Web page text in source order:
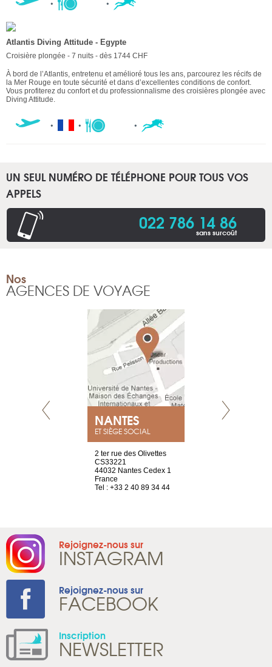
Atlantis Diving Attitude - Egypte
Croisière plongée - 7 nuits - dès 1744 CHF
À bord de l’Atlantis, entretenu et amélioré tous les ans, parcourez les récifs de
la Mer Rouge en toute sécurité et dans d’excellentes conditions de confort.
Vous profiterez du confort et du professionnalisme des croisières plongée avec
Diving Attitude.
UN SEUL NUMÉRO DE TÉLÉPHONE POUR TOUS VOS
APPELS
022 786 14 86
sans surcoût
Nos
AGENCES DE VOYAGE
NANTES
ET SIÈGE SOCIAL
2 ter rue des Olivettes
CS33221
44032 Nantes Cedex 1
France
Tel : +33 2 40 89 34 44
Rejoignez-nous sur
INSTAGRAM
Rejoignez-nous sur
FACEBOOK
Inscription
NEWSLETTER